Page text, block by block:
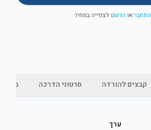
התחבראו הרשםלצפייה במחיר
קבצים להורדה סרטוני הדרכה
ערך